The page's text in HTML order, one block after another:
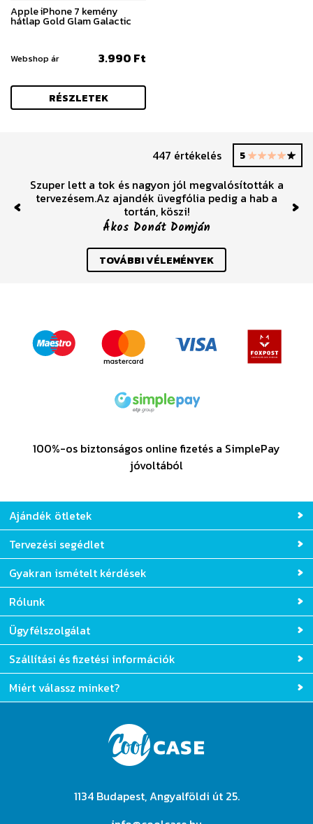
Apple iPhone 7 kemény
hátlap Gold Glam Galactic
Webshop ár 3.990 Ft
RÉSZLETEK
447 értékelés 5
Szuper lett a tok és nagyon jól megvalósították a
tervezésem.Az ajandék üvegfólia pedig a hab a
tortán, köszi!
Ákos Donát Domján
Previous
TOVÁBBI VÉLEMÉNYEK
100%-os biztonságos online fizetés a SimplePay
jóvoltából
Ajándék ötletek
Tervezési segédlet
Gyakran ismételt kérdések
Rólunk
Ügyfélszolgálat
Szállítási és fizetési információk
Miért válassz minket?
1134 Budapest, Angyalföldi út 25.